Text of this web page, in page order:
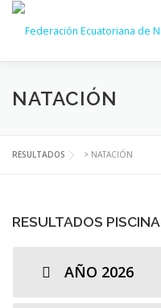
Saltar
contenido
NOSOTROS
LICENCIAS FENA
NATACIÓN
RESULTADOS > NATACIÓN
RESULTADOS PISCINA
AÑO 2026